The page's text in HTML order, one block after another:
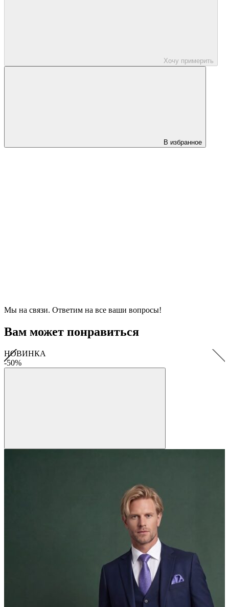
Хочу примерить
В избранное
Мы на связи. Ответим на все ваши вопросы!
Вам может понравиться
НОВИНКА
-50%